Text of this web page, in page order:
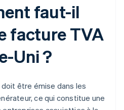
faut-il
facture TVA
Uni ?
doit être émise dans les
ce qui constitue une